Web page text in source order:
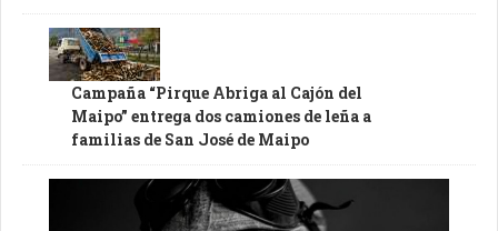
Campaña “Pirque Abriga al Cajón del
Maipo” entrega dos camiones de leña a
familias de San José de Maipo